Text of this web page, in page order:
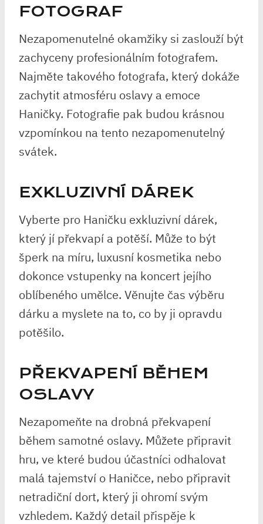
FOTOGRAF
Nezapomenutelné okamžiky si zaslouží být
zachyceny profesionálním fotografem.
Najměte takového fotografa, který dokáže
zachytit atmosféru oslavy a emoce
Haničky. Fotografie pak budou krásnou
vzpomínkou na tento nezapomenutelný
svátek.
EXKLUZIVNÍ DÁREK
Vyberte pro Haničku exkluzivní dárek,
který jí překvapí a potěší. Může to být
šperk na míru, luxusní kosmetika nebo
dokonce vstupenky na koncert jejího
oblíbeného umělce. Věnujte čas výběru
dárku a myslete na to, co by ji opravdu
potěšilo.
PŘEKVAPENÍ BĚHEM
OSLAVY
Nezapomeňte na drobná překvapení
během samotné oslavy. Můžete připravit
hru, ve které budou účastníci odhalovat
malá tajemství o Haničce, nebo připravit
netradiční dort, který ji ohromí svým
vzhledem. Každý detail přispěje k